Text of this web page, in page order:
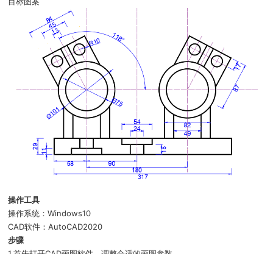
操作工具
操作系统：Windows10
CAD软件：AutoCAD2020
步骤